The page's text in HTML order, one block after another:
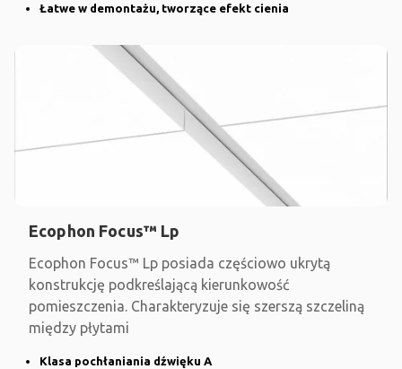
Łatwe w demontażu, tworzące efekt cienia
Ecophon Focus™ Lp
Ecophon Focus™ Lp posiada częściowo ukrytą
konstrukcję podkreślającą kierunkowość
pomieszczenia. Charakteryzuje się szerszą szczeliną
między płytami
Klasa pochłaniania dźwięku A